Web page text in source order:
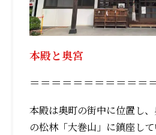
本殿と奥宮
＝＝＝＝＝＝＝＝＝＝＝
本殿は奥町の街中に位置し
の松林「大巻山」に鎮座し